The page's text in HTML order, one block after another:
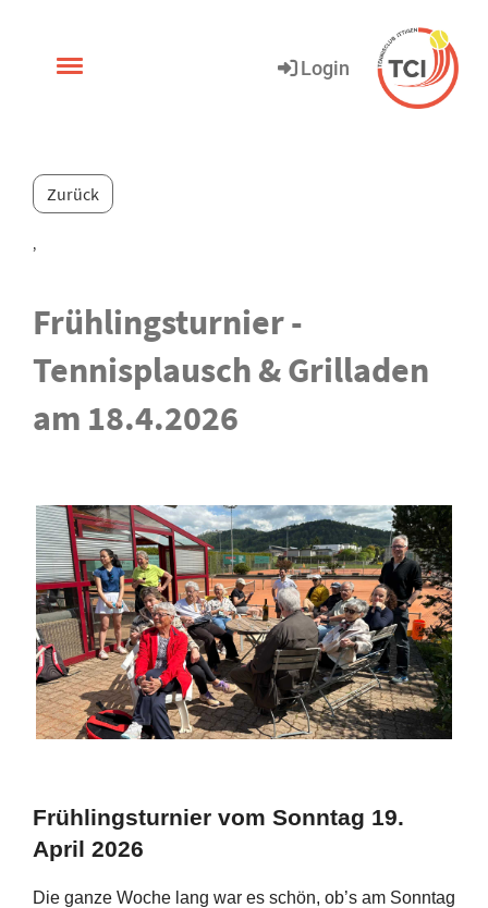
Login
Zurück
,
Frühlingsturnier -
Tennisplausch & Grilladen
am 18.4.2026
Frühlingsturnier vom Sonntag 19.
April 2026
Die ganze Woche lang war es schön, ob’s am Sonntag